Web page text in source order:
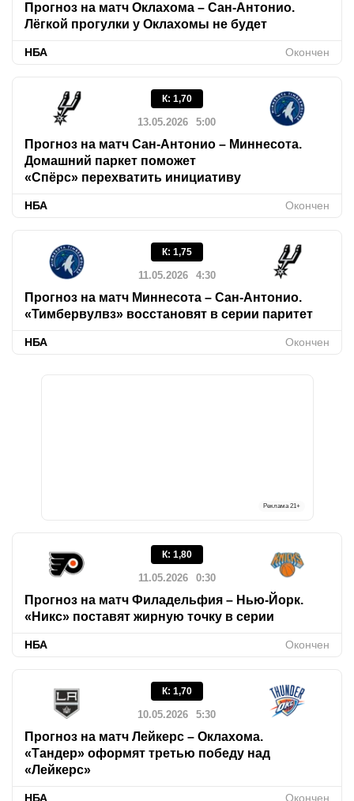
Прогноз на матч Оклахома – Сан-Антонио.
Лёгкой прогулки у Оклахомы не будет
НБА Окончен
К: 1,70
13.05.2026 5:00
Прогноз на матч Сан-Антонио – Миннесота.
Домашний паркет поможет
«Спёрс» перехватить инициативу
НБА Окончен
К: 1,75
11.05.2026 4:30
Прогноз на матч Миннесота – Сан-Антонио.
«Тимбервулвз» восстановят в серии паритет
НБА Окончен
Реклама 21+
К: 1,80
11.05.2026 0:30
Прогноз на матч Филадельфия – Нью-Йорк.
«Никс» поставят жирную точку в серии
НБА Окончен
К: 1,70
10.05.2026 5:30
Прогноз на матч Лейкерс – Оклахома.
«Тандер» оформят третью победу над
«Лейкерс»
НБА Окончен